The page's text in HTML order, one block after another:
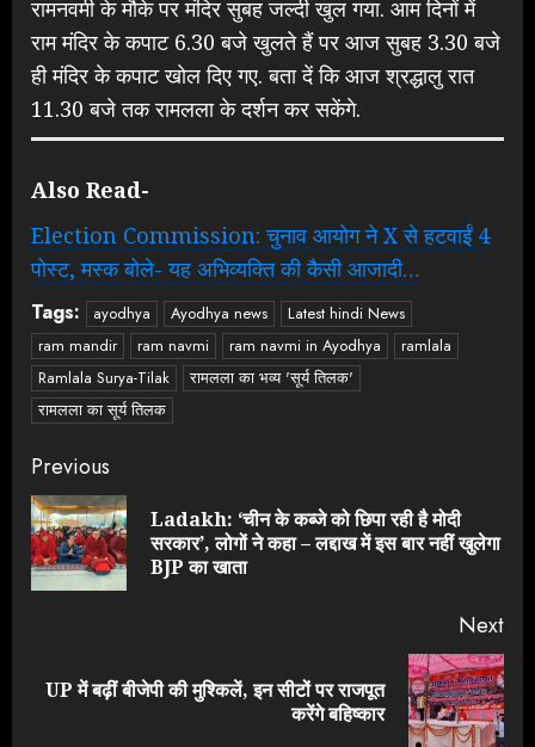
रामनवमी के मौके पर मंदिर सुबह जल्दी खुल गया. आम दिनों में
राम मंदिर के कपाट 6.30 बजे खुलते हैं पर आज सुबह 3.30 बजे
ही मंदिर के कपाट खोल दिए गए. बता दें कि आज श्रद्धालु रात
11.30 बजे तक रामलला के दर्शन कर सकेंगे.
Also Read-
Election Commission: चुनाव आयोग ने X से हटवाईं 4
पोस्ट, मस्क बोले- यह अभिव्यक्ति की कैसी आजादी…
Tags: ayodhya Ayodhya news
Latest hindi News
ram mandir
ram navmi ram navmi in Ayodhya
ramlala
Ramlala Surya-Tilak
रामलला का भव्य 'सूर्य तिलक'
रामलला का सूर्य तिलक
Continue
Reading
Previous
Ladakh: ‘चीन के कब्जे को छिपा रही है मोदी
सरकार’, लोगों ने कहा – लद्दाख में इस बार नहीं खुलेगा
BJP का खाता
Next
Next
UP में बढ़ीं बीजेपी की मुश्किलें, इन सीटों पर राजपूत
करेंगे बहिष्कार